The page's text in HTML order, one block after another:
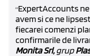
“ExpertAccounts
avem si ce ne
fiecarei comenzi
confirmarile de
Monita Srl,grup